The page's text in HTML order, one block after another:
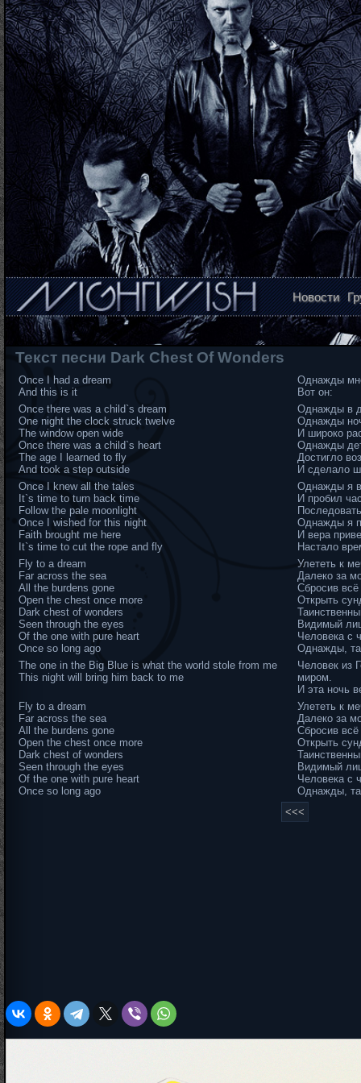
Новости
Текст песни Dark Chest Of Wonders
Once I had a dream
And this is it
Однажды
Вот он:
Once there was a child`s dream
One night the clock struck twelve
The window open wide
Once there was a child`s heart
The age I learned to fly
And took a step outside
Однажды в
Однажды
И широко
Однажды
Достигло
И сделало
Once I knew all the tales
It`s time to turn back time
Follow the pale moonlight
Once I wished for this night
Faith brought me here
It`s time to cut the rope and fly
Однажды я
И пробил
Однажды я
И вера
Настало
Fly to a dream
Far across the sea
All the burdens gone
Open the chest once more
Dark chest of wonders
Seen through the eyes
Of the one with pure heart
Once so long ago
Улететь к
Далеко за
Сбросив
Открыть
Видимый
Человека с
Однажды,
The one in the Big Blue is what the world stole from me
This night will bring him back to me
Человек из
миром.
И эта ночь
Fly to a dream
Far across the sea
All the burdens gone
Open the chest once more
Dark chest of wonders
Seen through the eyes
Of the one with pure heart
Once so long ago
Улететь к
Далеко за
Сбросив
Открыть
Видимый
Человека с
Однажды,
<<<